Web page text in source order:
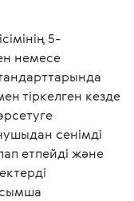
5-
немесе
тіркелген кезде
сенімді
етпейді және